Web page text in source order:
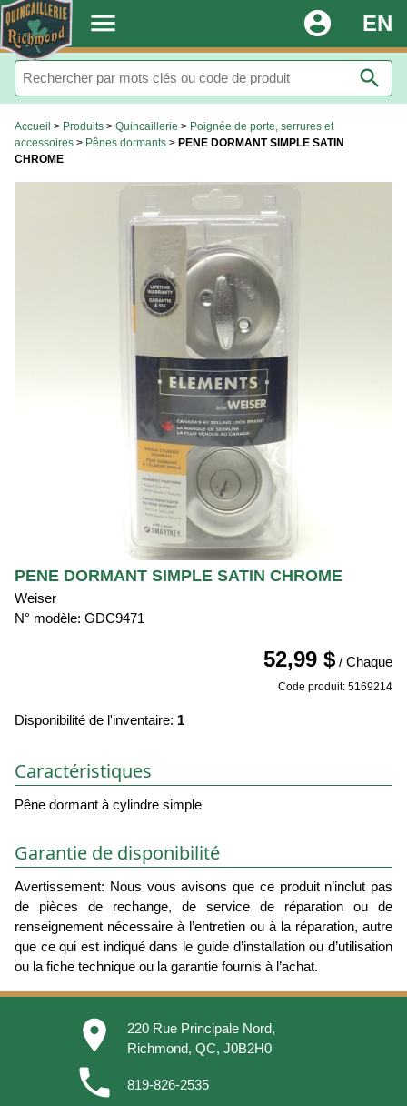
. menu EN
account_circle
search
Accueil > Produits > Quincaillerie > Poignée de porte, serrures et
accessoires > Pênes dormants > PENE DORMANT SIMPLE SATIN
CHROME
PENE DORMANT SIMPLE SATIN CHROME
Weiser
N° modèle: GDC9471
52,99 $ / Chaque
Code produit: 5169214
Disponibilité de l'inventaire: 1
Caractéristiques
Pêne dormant à cylindre simple
Garantie de disponibilité
Avertissement: Nous vous avisons que ce produit n’inclut pas
de pièces de rechange, de service de réparation ou de
renseignement nécessaire à l’entretien ou à la réparation, autre
que ce qui est indiqué dans le guide d’installation ou d’utilisation
ou la fiche technique ou la garantie fournis à l’achat.
place
220 Rue Principale Nord,
Richmond, QC, J0B2H0
phone 819-826-2535